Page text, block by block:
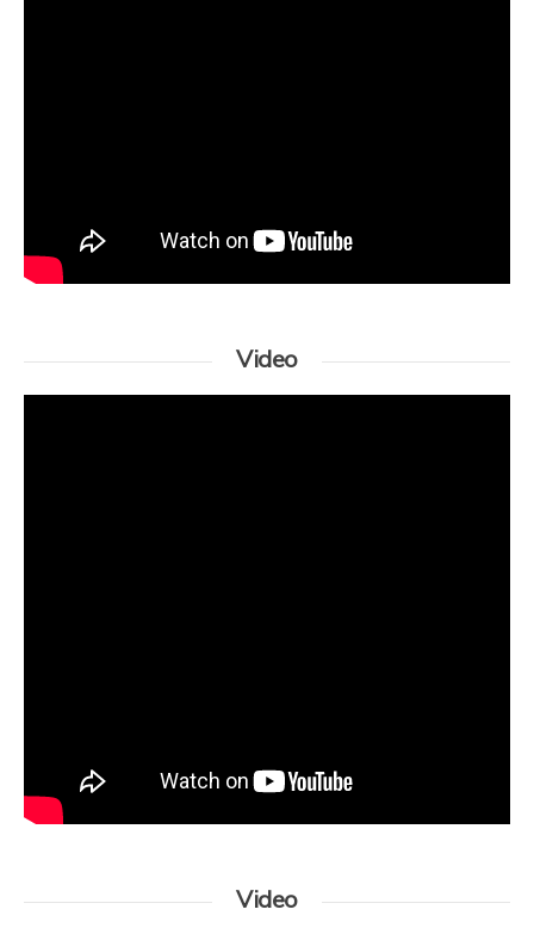
Video
Video